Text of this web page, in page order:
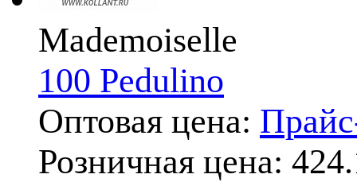
Mademoiselle
100 Pedulino
Оптовая цена:
Розничная цена: